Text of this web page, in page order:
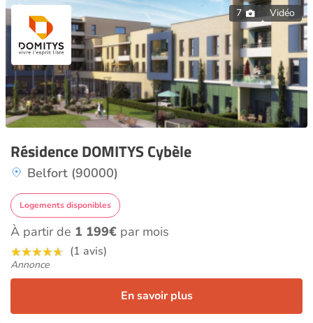
7 Vidéo
Résidence DOMITYS Cybèle
Belfort (90000)
Logements disponibles
À partir de 1 199€ par mois
(1 avis)
Annonce
En savoir plus